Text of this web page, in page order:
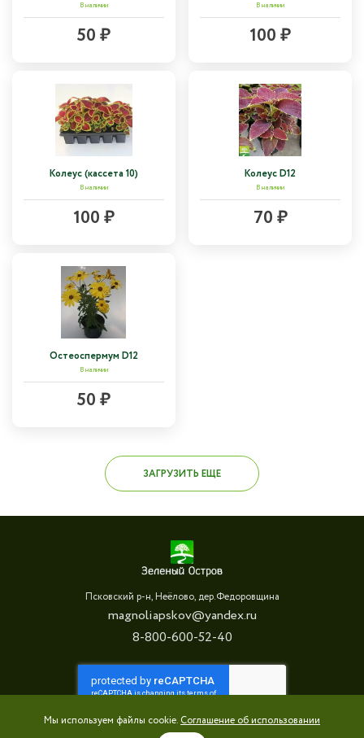
Мы используем файлы cookie. Соглашение об использовании
В наличии
50 ₽
В наличии
100 ₽
Колеус (кассета 10)
В наличии
100 ₽
Колеус D12
В наличии
70 ₽
Остеоспермум D12
В наличии
50 ₽
ЗАГРУЗИТЬ ЕЩЕ
Псковский р-н, Неёлово, дер.Федоровщина
magnoliapskov@yandex.ru
8-800-600-52-40